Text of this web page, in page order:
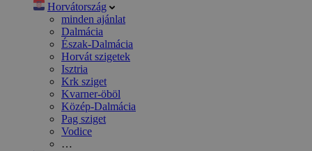
Horvátország
minden ajánlat
Dalmácia
Észak-Dalmácia
Horvát szigetek
Isztria
Krk sziget
Kvarner-öböl
Közép-Dalmácia
Pag sziget
Vodice
…